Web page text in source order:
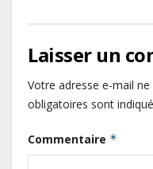
Laisser un
Votre adresse e-mail ne
obligatoires sont
Commentaire *